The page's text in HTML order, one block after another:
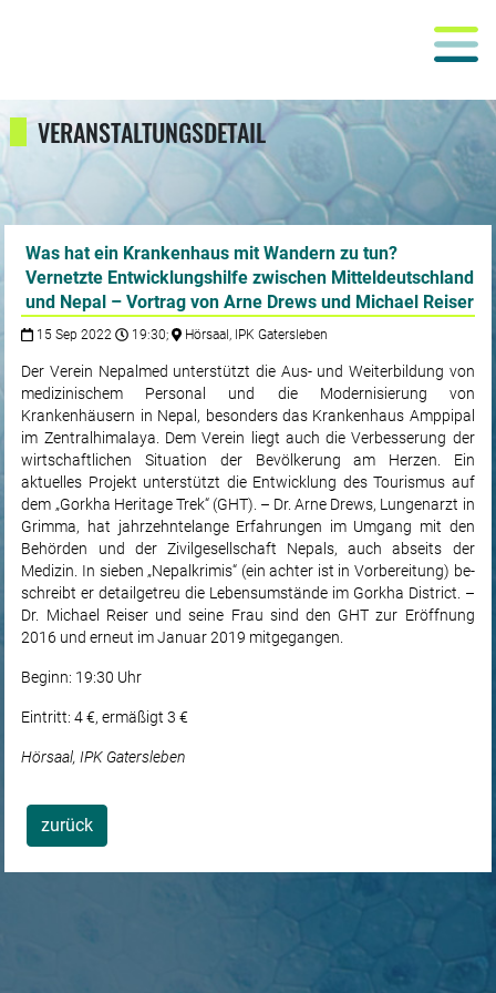
VERANSTALTUNGSDETAIL
Was hat ein Krankenhaus mit Wandern zu tun?
Vernetzte Entwicklungshilfe zwischen Mitteldeutschland
und Nepal – Vortrag von Arne Drews und Michael Reiser
15 Sep 2022 19:30; Hörsaal, IPK Gatersleben
Der Verein Nepalmed unterstützt die Aus- und Weiterbildung von
medizinischem Personal und die Modernisierung von
Krankenhäusern in Nepal, besonders das Krankenhaus Amppi­pal
im Zentral­himalaya. Dem Verein liegt auch die Verbesserung der
wirtschaftlichen Situa­tion der Bevölkerung am Herzen. Ein
aktuelles Projekt unterstützt die Entwicklung des Tou­rismus auf
dem „Gorkha Heritage Trek“ (GHT). – Dr. Arne Drews, Lungenarzt in
Grimma, hat jahrzehntelange Erfah­rungen im Um­gang mit den
Behörden und der Zivilgesellschaft Nepals, auch abseits der
Medizin. In sieben „Nepalkrimis“ (ein achter ist in Vorbereitung) be­
schreibt er detailgetreu die Lebensumstän­de im Gorkha District. –
Dr. Michael Reiser und seine Frau sind den GHT zur Eröffnung
2016 und erneut im Januar 2019 mitgegangen.
Beginn: 19:30 Uhr
Eintritt: 4 €, ermäßigt 3 €
Hörsaal, IPK Gatersleben
zurück